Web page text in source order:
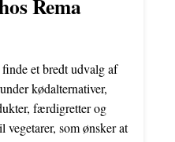
Rema
et bredt udvalg af
kødalternativer,
færdigretter og
vegetarer, som ønsker at